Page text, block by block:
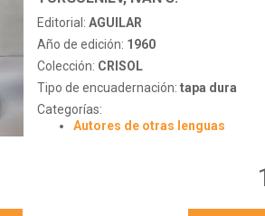
Editorial: AGUILAR
Año de edición: 1960
Colección: CRISOL
Tipo de encuadernación: tapa dura
Categorías:
Autores de otras lenguas